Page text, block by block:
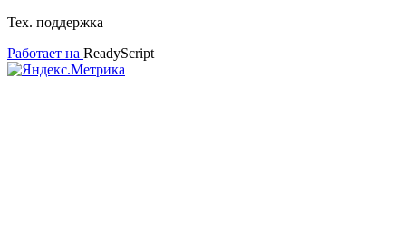
Тех. поддержка
Работает на ReadyScript